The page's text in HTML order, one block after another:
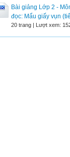
Bài giảng Lớp 2 -
đọc: Mẩu giấy vụn
20 trang | Lượt xem: